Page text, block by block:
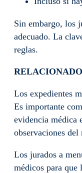
Sin embargo, los
adecuado. La
reglas.
Los expedientes
Es importante
evidencia médica
observaciones
Los jurados a
médicos para